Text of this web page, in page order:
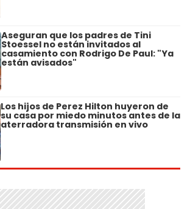
Aseguran que los padres de Tini
Stoessel no están invitados al
casamiento con Rodrigo De Paul: "Ya
están avisados"
Los hijos de Perez Hilton huyeron de
su casa por miedo minutos antes de la
aterradora transmisión en vivo